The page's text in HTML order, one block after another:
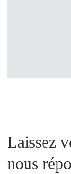
Laissez
nous